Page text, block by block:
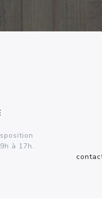
à 17h.